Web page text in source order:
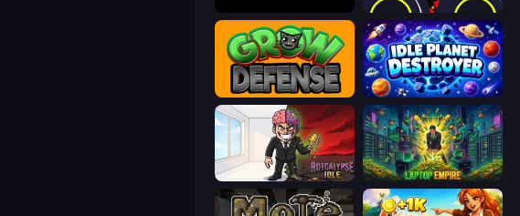
Crusher Clicker
Grow Defense Idle Planet Destroyer
Rotcalypse: Idle Incremental Laptop Empire